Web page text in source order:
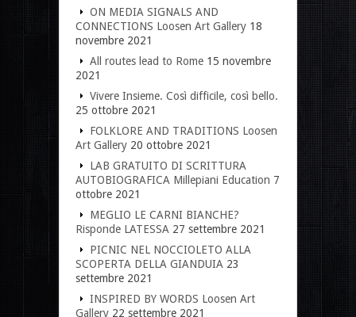
ON MEDIA SIGNALS AND
CONNECTIONS Loosen Art Gallery 18
novembre 2021
All routes lead to Rome 15 novembre
2021
Vivere Insieme. Così difficile, così bello.
25 ottobre 2021
FOLKLORE AND TRADITIONS Loosen
Art Gallery 20 ottobre 2021
LAB GRATUITO DI SCRITTURA
AUTOBIOGRAFICA Millepiani Education 7
ottobre 2021
MEGLIO LE CARNI BIANCHE?
Risponde LATESSA 27 settembre 2021
PICNIC NEL NOCCIOLETO ALLA
SCOPERTA DELLA GIANDUIA 23
settembre 2021
INSPIRED BY WORDS Loosen Art
Gallery 22 settembre 2021